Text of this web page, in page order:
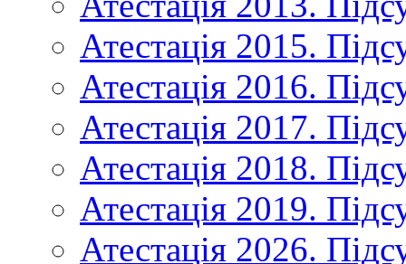
Атестація 2015.
Атестація 2016.
Атестація 2017.
Атестація 2018.
Атестація 2019.
Атестація 2026.